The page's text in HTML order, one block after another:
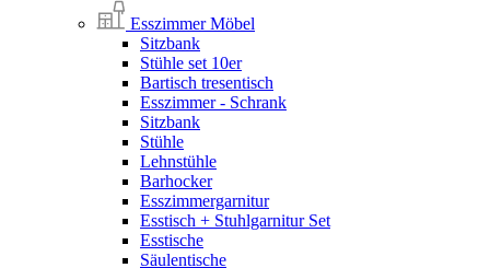
Esszimmer Möbel
Sitzbank
Stühle set 10er
Bartisch tresentisch
Esszimmer - Schrank
Sitzbank
Stühle
Lehnstühle
Barhocker
Esszimmergarnitur
Esstisch + Stuhlgarnitur Set
Esstische
Säulentische